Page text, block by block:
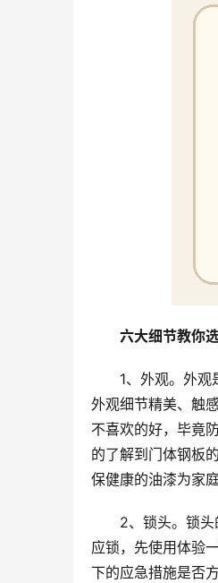
六大细节教你
1、外观。外观
外观细节精美、触
不喜欢的好，毕竟
的了解到门体钢板
保健康的油漆为家
2、锁头。锁
应锁，先使用体验
下的应急措施是否